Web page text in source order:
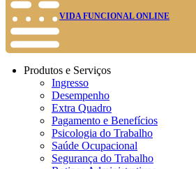
VIDA FUNCIONAL ONLINE
Produtos e Serviços
Ingresso
Desempenho
Extra Quadro
Pagamento e Benefícios
Psicologia do Trabalho
Saúde Ocupacional
Segurança do Trabalho